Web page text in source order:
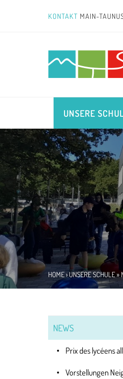
KONTAKT MAIN-
UNSERE
HOME›UNSERE SCHULE»
NEWS
Prix des lycéens
Vorstellungen